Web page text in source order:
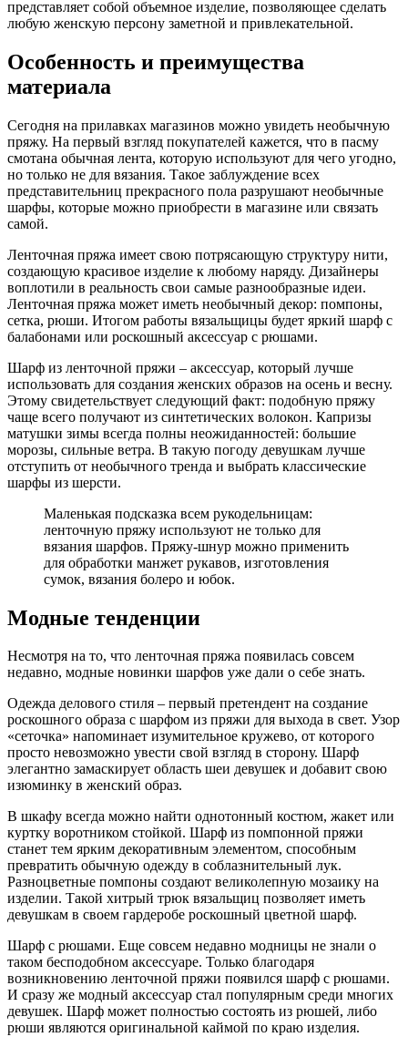
представляет собой объемное изделие, позволяющее сделать
любую женскую персону заметной и привлекательной.
Особенность и преимущества
материала
Сегодня на прилавках магазинов можно увидеть необычную
пряжу. На первый взгляд покупателей кажется, что в пасму
смотана обычная лента, которую используют для чего угодно,
но только не для вязания. Такое заблуждение всех
представительниц прекрасного пола разрушают необычные
шарфы, которые можно приобрести в магазине или связать
самой.
Ленточная пряжа имеет свою потрясающую структуру нити,
создающую красивое изделие к любому наряду. Дизайнеры
воплотили в реальность свои самые разнообразные идеи.
Ленточная пряжа может иметь необычный декор: помпоны,
сетка, рюши. Итогом работы вязальщицы будет яркий шарф с
балабонами или роскошный аксессуар с рюшами.
Шарф из ленточной пряжи – аксессуар, который лучше
использовать для создания женских образов на осень и весну.
Этому свидетельствует следующий факт: подобную пряжу
чаще всего получают из синтетических волокон. Капризы
матушки зимы всегда полны неожиданностей: большие
морозы, сильные ветра. В такую погоду девушкам лучше
отступить от необычного тренда и выбрать классические
шарфы из шерсти.
Маленькая подсказка всем рукодельницам:
ленточную пряжу используют не только для
вязания шарфов. Пряжу-шнур можно применить
для обработки манжет рукавов, изготовления
сумок, вязания болеро и юбок.
Модные тенденции
Несмотря на то, что ленточная пряжа появилась совсем
недавно, модные новинки шарфов уже дали о себе знать.
Одежда делового стиля – первый претендент на создание
роскошного образа с шарфом из пряжи для выхода в свет. Узор
«сеточка» напоминает изумительное кружево, от которого
просто невозможно увести свой взгляд в сторону. Шарф
элегантно замаскирует область шеи девушек и добавит свою
изюминку в женский образ.
В шкафу всегда можно найти однотонный костюм, жакет или
куртку воротником стойкой. Шарф из помпонной пряжи
станет тем ярким декоративным элементом, способным
превратить обычную одежду в соблазнительный лук.
Разноцветные помпоны создают великолепную мозаику на
изделии. Такой хитрый трюк вязальщиц позволяет иметь
девушкам в своем гардеробе роскошный цветной шарф.
Шарф с рюшами. Еще совсем недавно модницы не знали о
таком бесподобном аксессуаре. Только благодаря
возникновению ленточной пряжи появился шарф с рюшами.
И сразу же модный аксессуар стал популярным среди многих
девушек. Шарф может полностью состоять из рюшей, либо
рюши являются оригинальной каймой по краю изделия.